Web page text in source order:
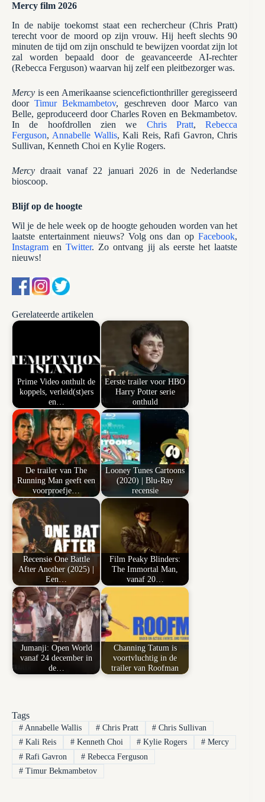
Mercy film 2026
In de nabije toekomst staat een rechercheur (Chris Pratt)
terecht voor de moord op zijn vrouw. Hij heeft slechts 90
minuten de tijd om zijn onschuld te bewijzen voordat zijn lot
zal worden bepaald door de geavanceerde AI-rechter
(Rebecca Ferguson) waarvan hij zelf een pleitbezorger was.
Mercy is een Amerikaanse sciencefictionthriller geregisseerd
doorTimur Bekmambetov, geschreven door Marco van
Belle, geproduceerd door Charles Roven en Bekmambetov.
In de hoofdrollen zien we Chris Pratt,Rebecca
Ferguson, Annabelle Wallis, Kali Reis, Rafi Gavron, Chris
Sullivan, Kenneth Choi en Kylie Rogers.
Mercy draait vanaf 22 januari 2026 in de Nederlandse
bioscoop.
Blijf op de hoogte
Wil je de hele week op de hoogte gehouden worden van het
laatste entertainment nieuws? Volg ons dan opFacebook,
InstagramenTwitter. Zo ontvang jij als eerste het laatste
nieuws!
Gerelateerde artikelen
Prime Video onthult de
koppels, verleid(st)ers
en…
Eerste trailer voor HBO
Harry Potter serie
onthuld
De trailer van The
Running Man geeft een
voorproefje…
Looney Tunes Cartoons
(2020) | Blu-Ray
recensie
Recensie One Battle
After Another (2025) |
Een…
Film Peaky Blinders:
The Immortal Man,
vanaf 20…
Jumanji: Open World
vanaf 24 december in
de…
Channing Tatum is
voortvluchtig in de
trailer van Roofman
Tags
#Annabelle Wallis #Chris Pratt # Chris Sullivan
#Kali Reis #Kenneth Choi # Kylie Rogers # Mercy
#Rafi Gavron #Rebecca Ferguson
#Timur Bekmambetov